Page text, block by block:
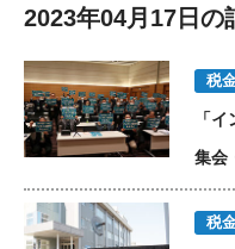
2023年04月17日の
税
「
集会
税